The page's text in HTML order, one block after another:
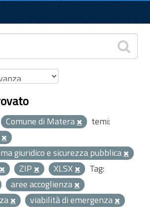
Comune di Matera
temi:
giuridico e sicurezza pubblica
ZIP XLSX
Tag:
aree accoglienza
viabilità di emergenza